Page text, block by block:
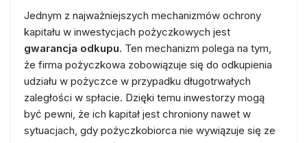
Jednym z najważniejszych mechanizmów ochrony
kapitału w inwestycjach pożyczkowych jest
gwarancja odkupu. Ten mechanizm polega na tym,
że firma pożyczkowa zobowiązuje się do odkupienia
udziału w pożyczce w przypadku długotrwałych
zaległości w spłacie. Dzięki temu inwestorzy mogą
być pewni, że ich kapitał jest chroniony nawet w
sytuacjach, gdy pożyczkobiorca nie wywiązuje się ze